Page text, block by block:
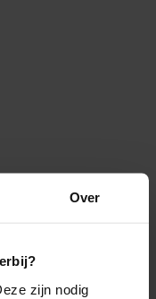
Over
zijn nodig